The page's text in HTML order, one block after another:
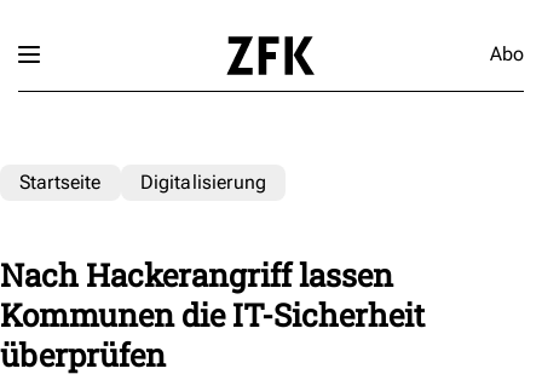
Abo
Startseite Digitalisierung
Nach Hackerangriff lassen
Kommunen die IT-Sicherheit
überprüfen